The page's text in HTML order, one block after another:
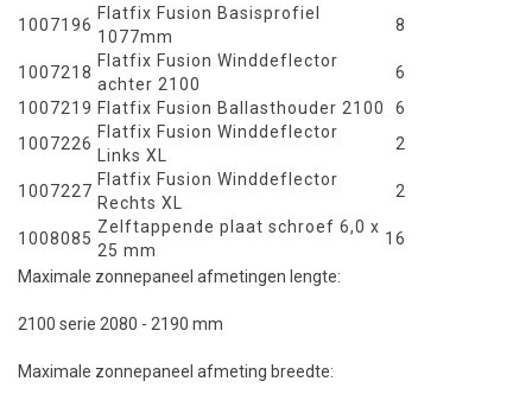
1007196
Flatfix Fusion Basisprofiel
1077mm
8
1007218
Flatfix Fusion Winddeflector
achter 2100
6
1007219 Flatfix Fusion Ballasthouder 2100
6
1007226
Flatfix Fusion Winddeflector
Links XL
2
1007227
Flatfix Fusion Winddeflector
Rechts XL
2
1008085
Zelftappende plaat schroef 6,0 x
25 mm
16
Maximale zonnepaneel afmetingen lengte:
2100 serie 2080 - 2190 mm
Maximale zonnepaneel afmeting breedte: